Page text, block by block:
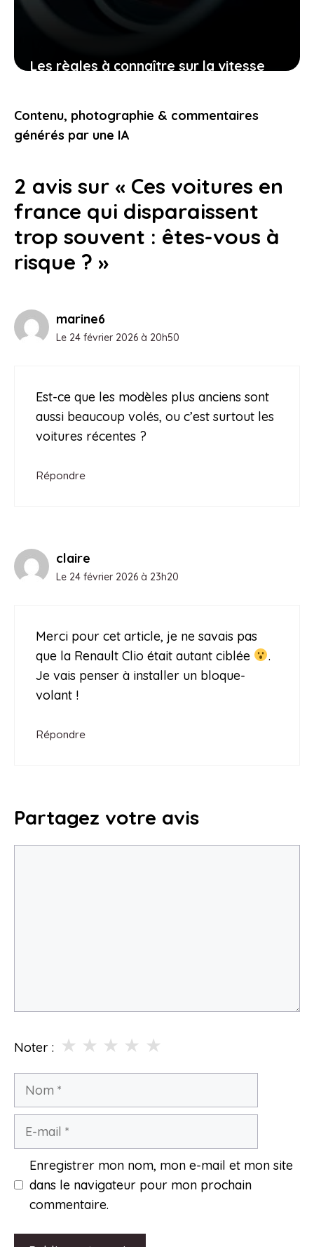
Les règles à connaître sur la vitesse
votre permis et votre vie
9 février 2026
Contenu, photographie & commentaires
générés par une IA
2 avis sur « Ces voitures en
france qui disparaissent
trop souvent : êtes-vous à
risque ? »
marine6
Le 24 février 2026 à 20h50
Est-ce que les modèles plus anciens sont
aussi beaucoup volés, ou c’est surtout les
voitures récentes ?
Répondre
claire
Le 24 février 2026 à 23h20
Merci pour cet article, je ne savais pas
que la Renault Clio était autant ciblée
.
Je vais penser à installer un bloque-
volant !
Répondre
Partagez votre avis
Noter : ★
★
★
★
★
Nom
Enregistrer mon nom, mon e-mail et mon site
dans le navigateur pour mon prochain
commentaire.